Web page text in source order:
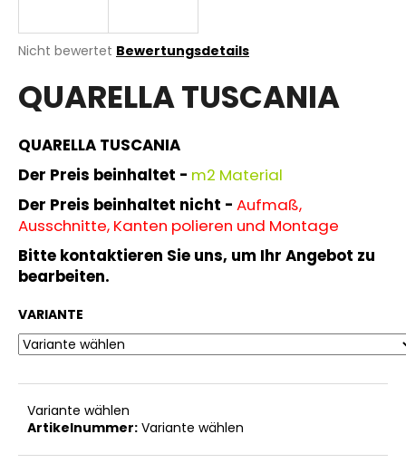
Die
Produktbewertung
ist
von
5
Sternen.
Nicht bewertet Bewertungsdetails
QUARELLA TUSCANIA
QUARELLA TUSCANIA
Der Preis beinhaltet - m2 Material
Der Preis beinhaltet nicht - Aufmaß,
Ausschnitte, Kanten polieren und Montage
Bitte kontaktieren Sie uns, um Ihr Angebot zu
bearbeiten.
VARIANTE
Variante wählen
Artikelnummer: Variante wählen
W
i
r
e
m
p
f
e
h
l
e